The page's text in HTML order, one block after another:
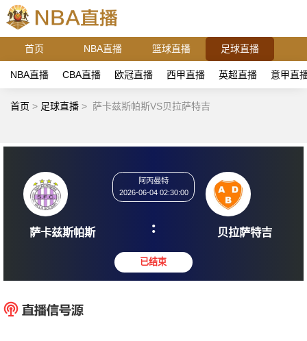
首页 NBA直播 篮球直播 足球直播
NBA直播 CBA直播 欧冠直播 西甲直播 英超直播 意甲直
首页 > 足球直播 > 萨卡兹斯帕斯VS贝拉萨特吉
萨卡兹斯帕斯
2026-06-04 02:30:00
: 贝拉